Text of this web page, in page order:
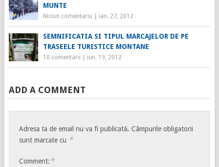
MUNTE
Niciun comentariu ian. 27, 2012
SEMNIFICATIA SI TIPUL MARCAJELOR DE PE
TRASEELE TURISTICE MONTANE
10 comentarii iun. 19, 2012
ADD A COMMENT
Adresa ta de email nu va fi publicată. Câmpurile obligatorii
sunt marcate cu *
Comment: *